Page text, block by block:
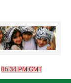
8h:34 PM GMT